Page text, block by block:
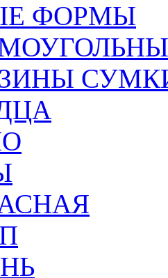
ФОРМЫ